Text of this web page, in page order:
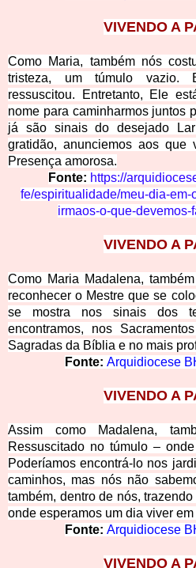
VIVENDO A
Como Maria, também nós
tristeza, um túmulo vazio.
ressuscitou. Entretanto, Ele
nome para caminharmos juntos
já são sinais do desejado
gratidão, anunciemos aos
Presença amorosa.
Fonte: https://
fe/espiritualidade/meu-dia-
irmaos-o-que-devemos-
VIVENDO A
Como Maria Madalena,
reconhecer o Mestre que se
se mostra nos sinais dos
encontramos, nos
Sagradas da Bíblia e no mais
Fonte: Arquidiocese
VIVENDO A
Assim como Madalena,
Ressuscitado no túmulo –
Poderíamos encontrá-lo nos
caminhos, mas nós não
também, dentro de nós,
onde esperamos um dia viver
Fonte: Arquidiocese
VIVENDO A